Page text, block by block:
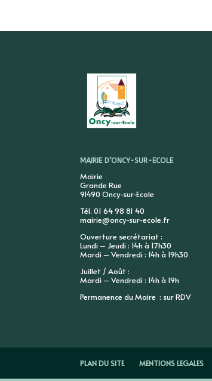
MAIRIE D’ONCY-SUR-ECOLE
Mairie
Grande Rue
91490 Oncy-sur-Ecole
Tél. 01 64 98 81 40
mairie@oncy-sur-ecole.fr
Ouverture secrétariat :
Lundi – Jeudi : 14h à 17h30
Mardi – Vendredi : 14h à 19h30
Juillet / Août :
Mardi – Vendredi : 14h à 19h
Permanence du Maire : sur RDV
PLAN DU SITE MENTIONS LEGALES